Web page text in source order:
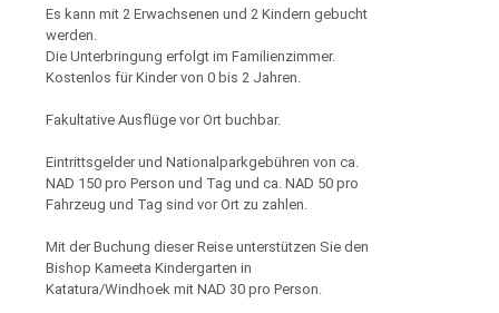
Es kann mit 2 Erwachsenen und 2 Kindern gebucht
werden.
Die Unterbringung erfolgt im Familienzimmer.
Kostenlos für Kinder von 0 bis 2 Jahren.
Fakultative Ausflüge vor Ort buchbar.
Eintrittsgelder und Nationalparkgebühren von ca.
NAD 150 pro Person und Tag und ca. NAD 50 pro
Fahrzeug und Tag sind vor Ort zu zahlen.
Mit der Buchung dieser Reise unterstützen Sie den
Bishop Kameeta Kindergarten in
Katatura/Windhoek mit NAD 30 pro Person.